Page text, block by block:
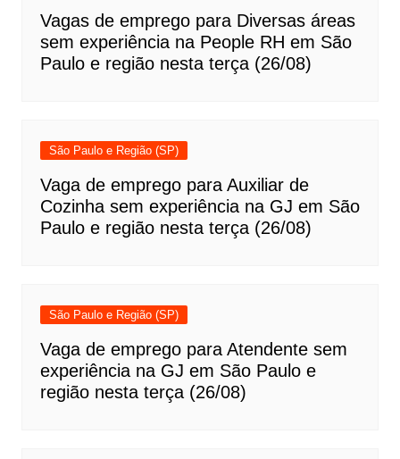
Vagas de emprego para Diversas áreas
sem experiência na People RH em São
Paulo e região nesta terça (26/08)
São Paulo e Região (SP)
Vaga de emprego para Auxiliar de
Cozinha sem experiência na GJ em São
Paulo e região nesta terça (26/08)
São Paulo e Região (SP)
Vaga de emprego para Atendente sem
experiência na GJ em São Paulo e
região nesta terça (26/08)